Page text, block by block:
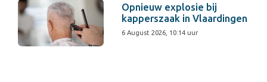
Opnieuw explosie bij
kapperszaak in Vlaardingen
6 August 2026, 10:14 uur